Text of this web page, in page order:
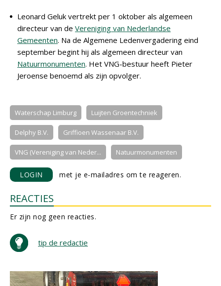
Leonard Geluk vertrekt per 1 oktober als algemeen
directeur van de Vereniging van Nederlandse
Gemeenten. Na de Algemene Ledenvergadering eind
september begint hij als algemeen directeur van
Natuurmonumenten. Het VNG-bestuur heeft Pieter
Jeroense benoemd als zijn opvolger.
Waterschap Limburg Luijten Groentechniek
Delphy B.V. Griffioen Wassenaar B.V.
VNG (Vereniging van Neder... Natuurmonumenten
LOGIN met je e-mailadres om te reageren.
REACTIES
Er zijn nog geen reacties.
tip de redactie